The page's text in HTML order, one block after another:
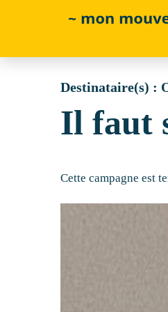
content
Destinataire(s) :
Il faut
Cette campagne est